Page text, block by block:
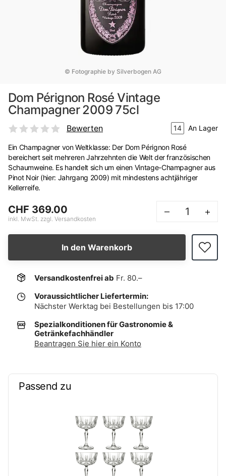
© Fotographie by Silverbogen AG
Dom Pérignon Rosé Vintage
Champagner 2009 75cl
Bewerten 14 An Lager
Ein Champagner von Weltklasse: Der Dom Pérignon Rosé
bereichert seit mehreren Jahrzehnten die Welt der französischen
Schaumweine. Es handelt sich um einen Vintage-Champagner aus
Pinot Noir (hier: Jahrgang 2009) mit mindestens achtjähriger
Kellerreife.
CHF 369.00
inkl. MwSt. zzgl. Versandkosten
– +
In den Warenkorb
Versandkostenfrei ab Fr. 80.–
Voraussichtlicher Liefertermin:
Nächster Werktag bei Bestellungen bis 17:00
Spezialkonditionen für Gastronomie &
Getränkefachhändler
Beantragen Sie hier ein Konto
Passend zu